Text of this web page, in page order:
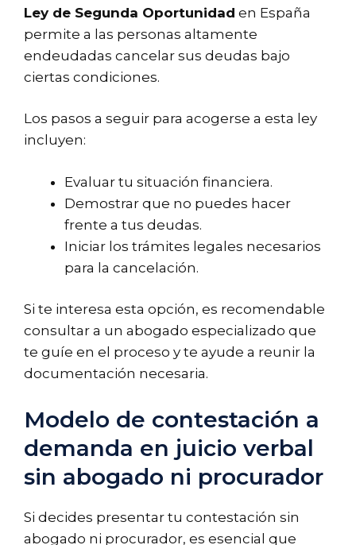
Ley de Segunda Oportunidad en España
permite a las personas altamente
endeudadas cancelar sus deudas bajo
ciertas condiciones.
Los pasos a seguir para acogerse a esta ley
incluyen:
Evaluar tu situación financiera.
Demostrar que no puedes hacer
frente a tus deudas.
Iniciar los trámites legales necesarios
para la cancelación.
Si te interesa esta opción, es recomendable
consultar a un abogado especializado que
te guíe en el proceso y te ayude a reunir la
documentación necesaria.
Modelo de contestación a
demanda en juicio verbal
sin abogado ni procurador
Si decides presentar tu contestación sin
abogado ni procurador, es esencial que